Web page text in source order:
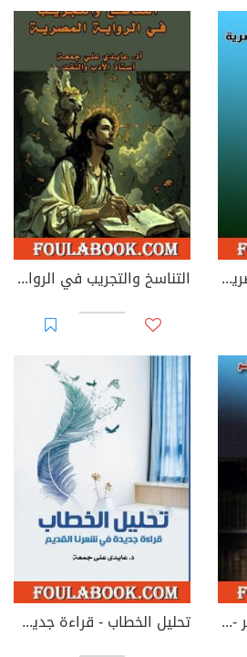
من مسارات الرواية المصرية في الربع الأول من القرن الحادي والعشرين التناسخ والتجريب في الرواية المصرية
الخطاب الشعري المعاصر - ستة أبنية مختلفة تحليل الخطاب - قراءة جديدة في شعرنا القديم